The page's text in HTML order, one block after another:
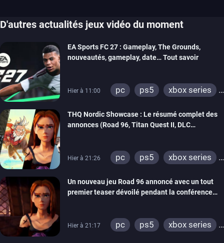
D'autres actualités jeux vidéo du moment
EA Sports FC 27 : Gameplay, The Grounds,
nouveautés, gameplay, date… Tout savoir
Hier à 11:00 pc ps5
xbox series
THQ Nordic Showcase : Le résumé complet des
annonces (Road 96, Titan Quest II, DLC
Hier à 21:26 pc ps5
xbox series
xbox one
switch 2
Un nouveau jeu Road 96 annoncé avec un tout
premier teaser dévoilé pendant la conférence
Hier à 21:17 pc ps5
xbox series